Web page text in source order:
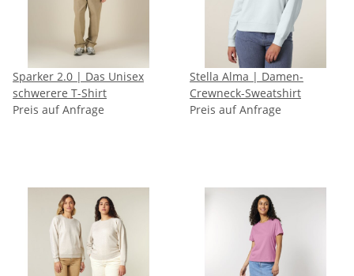
Sparker 2.0 | Das Unisex
schwerere T-Shirt
Preis auf Anfrage
Stella Alma | Damen-
Crewneck-Sweatshirt
Preis auf Anfrage